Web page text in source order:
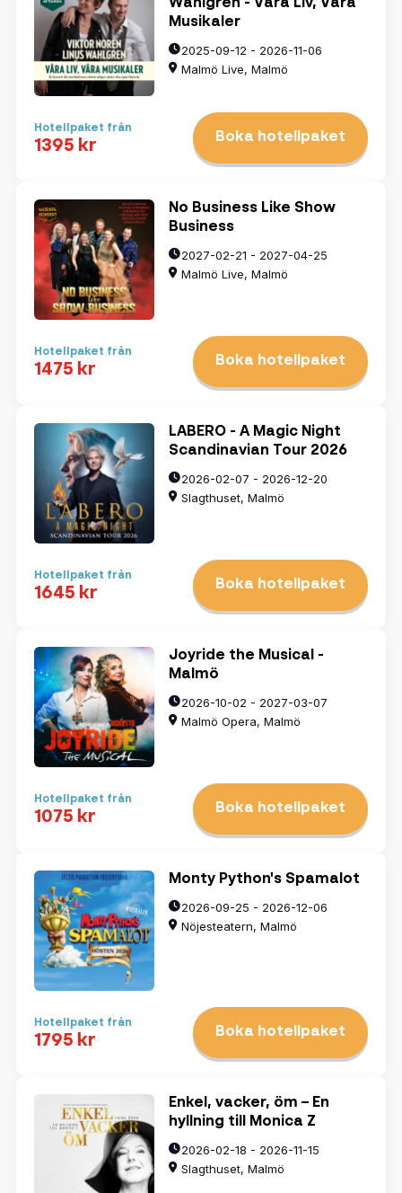
Wahlgren - Våra Liv, Våra
Musikaler
2025-09-12 - 2026-11-06
Malmö Live, Malmö
Hotellpaket från
1395 kr Boka hotellpaket
No Business Like Show
Business
2027-02-21 - 2027-04-25
Malmö Live, Malmö
Hotellpaket från
1475 kr Boka hotellpaket
LABERO - A Magic Night
Scandinavian Tour 2026
2026-02-07 - 2026-12-20
Slagthuset, Malmö
Hotellpaket från
1645 kr Boka hotellpaket
Joyride the Musical -
Malmö
2026-10-02 - 2027-03-07
Malmö Opera, Malmö
Hotellpaket från
1075 kr Boka hotellpaket
Monty Python's Spamalot
2026-09-25 - 2026-12-06
Nöjesteatern, Malmö
Hotellpaket från
1795 kr Boka hotellpaket
Enkel, vacker, öm – En
hyllning till Monica Z
2026-02-18 - 2026-11-15
Slagthuset, Malmö